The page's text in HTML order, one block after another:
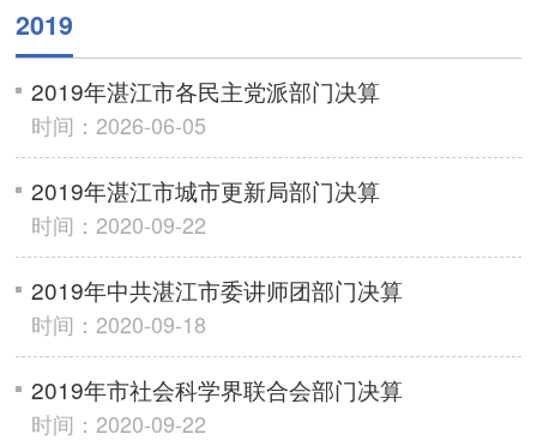
2019
2019年湛江市各民主党派部门决算
时间：2026-06-05
2019年湛江市城市更新局部门决算
时间：2020-09-22
2019年中共湛江市委讲师团部门决算
时间：2020-09-18
2019年市社会科学界联合会部门决算
时间：2020-09-22